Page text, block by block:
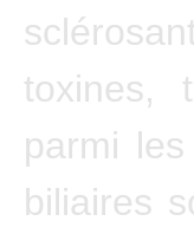
toxines,
parmi
biliaires